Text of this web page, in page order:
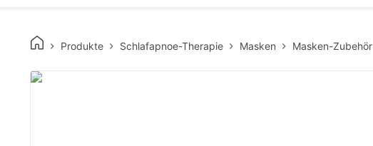
Produkte Schlafapnoe-Therapie Masken Masken-Zubehör